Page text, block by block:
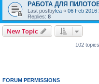
РАБОТА ДЛЯ
Last postbylea « 06 Feb 2016
Replies: 8
New Topic
102 topics
FORUM PERMISSIONS